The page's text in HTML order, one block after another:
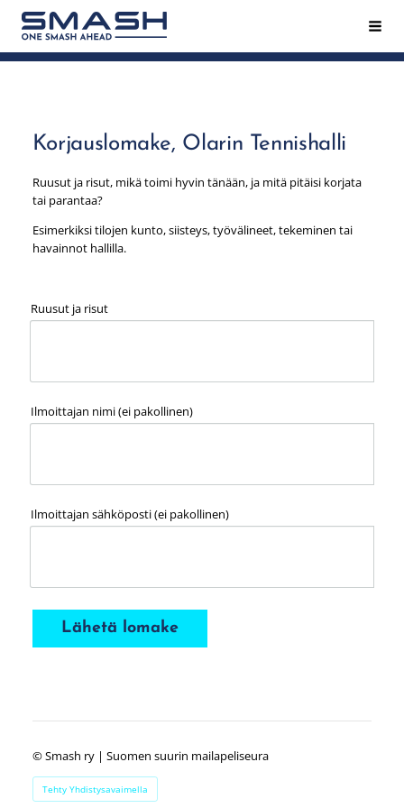
Siirry
sivun
sisältöön
Smash ry - Suomen suurin mailapeliseura
Korjauslomake, Olarin Tennishalli
Ruusut ja risut, mikä toimi hyvin tänään, ja mitä pitäisi korjata
tai parantaa?
Esimerkiksi tilojen kunto, siisteys, työvälineet, tekeminen tai
havainnot hallilla.
Ruusut ja risut
Ilmoittajan nimi (ei pakollinen)
Ilmoittajan sähköposti (ei pakollinen)
Lähetä lomake
©Smash ry | Suomen suurin mailapeliseura
Tehty Yhdistysavaimella